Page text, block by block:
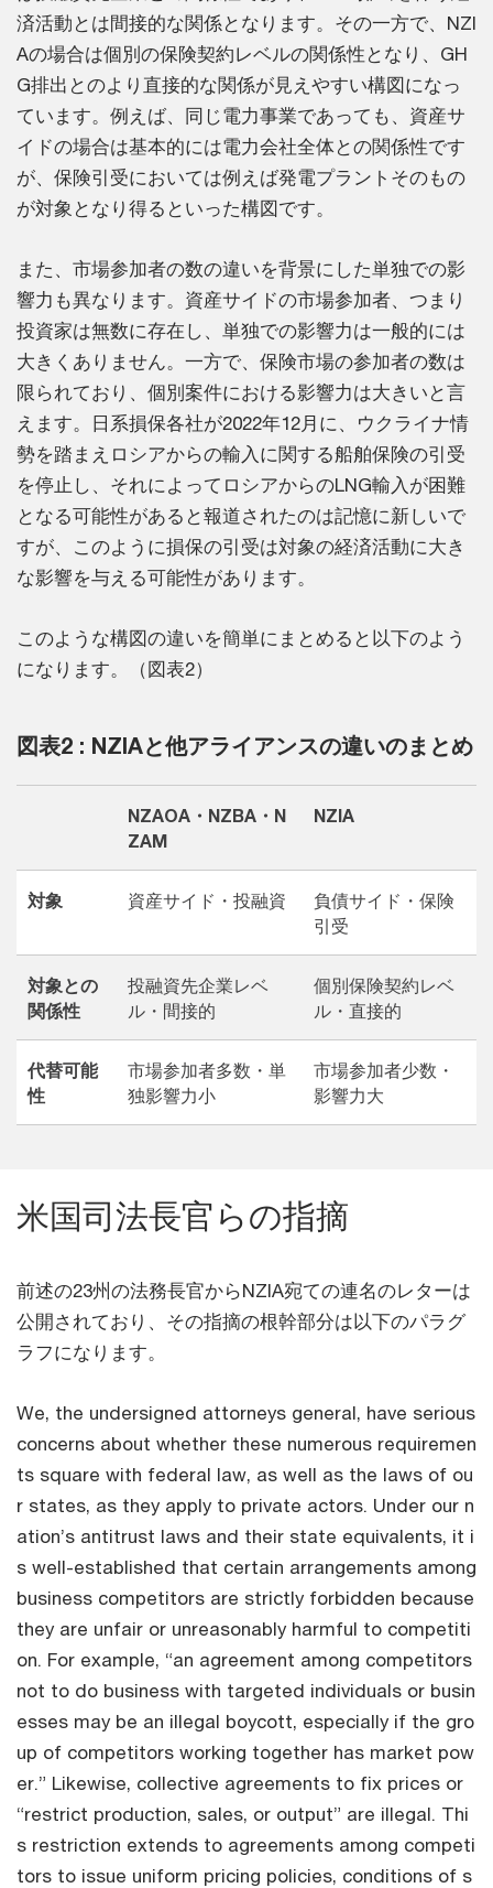
済活動とは間接的な関係となります。その一方で、NZI
Aの場合は個別の保険契約レベルの関係性となり、GH
G排出とのより直接的な関係が見えやすい構図になっ
ています。例えば、同じ電力事業であっても、資産サ
イドの場合は基本的には電力会社全体との関係性です
が、保険引受においては例えば発電プラントそのもの
が対象となり得るといった構図です。
また、市場参加者の数の違いを背景にした単独での影
響力も異なります。資産サイドの市場参加者、つまり
投資家は無数に存在し、単独での影響力は一般的には
大きくありません。一方で、保険市場の参加者の数は
限られており、個別案件における影響力は大きいと言
えます。日系損保各社が2022年12月に、ウクライナ情
勢を踏まえロシアからの輸入に関する船舶保険の引受
を停止し、それによってロシアからのLNG輸入が困難
となる可能性があると報道されたのは記憶に新しいで
すが、このように損保の引受は対象の経済活動に大き
な影響を与える可能性があります。
このような構図の違いを簡単にまとめると以下のよう
になります。（図表2）
図表2 : NZIAと他アライアンスの違いのまとめ
NZAOA・NZBA・N
ZAM
NZIA
対象 資産サイド・投融資
負債サイド・保険
引受
対象との
関係性
投融資先企業レベ
ル・間接的
個別保険契約レベ
ル・直接的
代替可能
性
市場参加者多数・単
独影響力小
市場参加者少数・
影響力大
米国司法長官らの指摘
前述の23州の法務長官からNZIA宛ての連名のレターは
公開されており、その指摘の根幹部分は以下のパラグ
ラフになります。
We, the undersigned attorneys general, have serious
concerns about whether these numerous requiremen
ts square with federal law, as well as the laws of ou
r states, as they apply to private actors. Under our n
ation’s antitrust laws and their state equivalents, it i
s well-established that certain arrangements among
business competitors are strictly forbidden because
they are unfair or unreasonably harmful to competiti
on. For example, “an agreement among competitors
not to do business with targeted individuals or busin
esses may be an illegal boycott, especially if the gro
up of competitors working together has market pow
er.” Likewise, collective agreements to fix prices or
“restrict production, sales, or output” are illegal. Thi
s restriction extends to agreements among competi
tors to issue uniform pricing policies, conditions of s